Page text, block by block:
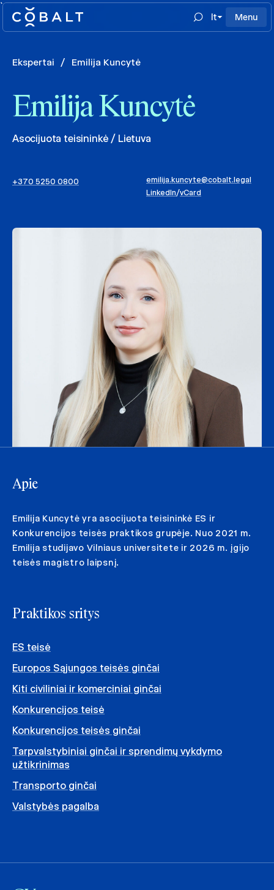
`
lt
Menu
Ekspertai / Emilija Kuncytė
Emilija Kuncytė
Asocijuota teisininkė / Lietuva
+370 5250 0800
emilija.kuncyte@cobalt.legal
LinkedIn/vCard
Apie
Emilija Kuncytė yra asocijuota teisininkė ES ir
Konkurencijos teisės praktikos grupėje. Nuo 2021 m.
Emilija studijavo Vilniaus universitete ir 2026 m. įgijo
teisės magistro laipsnį.
Praktikos sritys
ES teisė
Europos Sąjungos teisės ginčai
Kiti civiliniai ir komerciniai ginčai
Konkurencijos teisė
Konkurencijos teisės ginčai
Tarpvalstybiniai ginčai ir sprendimų vykdymo
užtikrinimas
Transporto ginčai
Valstybės pagalba